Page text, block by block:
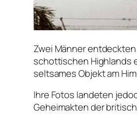
Zwei Männer
schottischen Highlands
seltsames Objekt am
Ihre Fotos landeten
Geheimakten der